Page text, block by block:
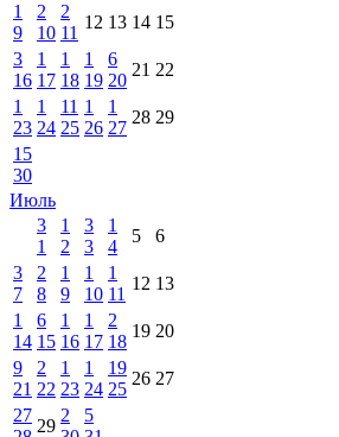
1
9
2
10
2
11
12 13 14 15
3
16
1
17
1
18
1
19
6
20
21 22
1
23
1
24
11
25
1
26
1
27
28 29
15
30
Июль
3
1
1
2
3
3
1
4
5
6
3
7
2
8
1
9
1
10
1
11
12 13
1
14
6
15
1
16
1
17
2
18
19 20
9
21
2
22
1
23
1
24
19
25
26 27
27
29
2
5